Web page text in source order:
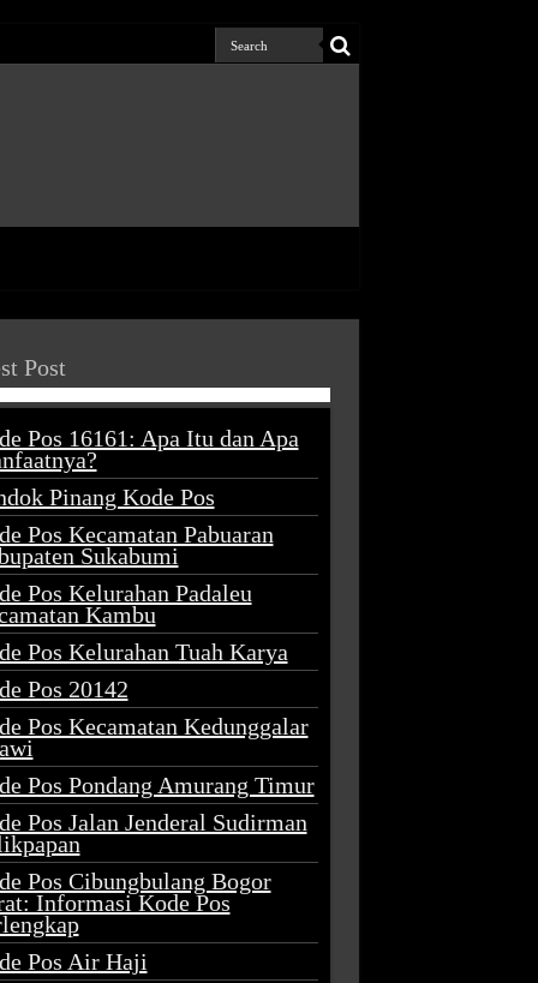
Post
Pos 16161: Apa Itu dan Apa
Pinang Kode Pos
Pos Kecamatan Pabuaran
Sukabumi
Pos Kelurahan Padaleu
Kambu
Pos Kelurahan Tuah Karya
Pos 20142
Pos Kecamatan Kedunggalar
Pos Pondang Amurang Timur
Pos Jalan Jenderal Sudirman
Pos Cibungbulang Bogor
Informasi Kode Pos
Pos Air Haji